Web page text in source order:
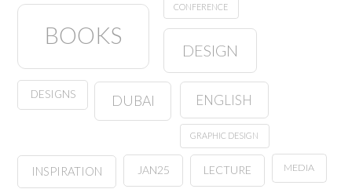
BOOKS
CONFERENCE
DESIGN
DESIGNS DUBAI ENGLISH
GRAPHIC DESIGN
INSPIRATION JAN25 LECTURE MEDIA